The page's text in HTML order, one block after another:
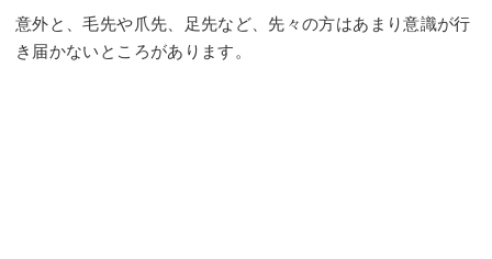
意外と、毛先や爪先、足先など、先々の方はあまり意識が行
き届かないところがあります。